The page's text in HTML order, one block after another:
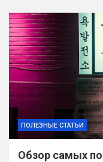
ПОЛЕЗНЫЕ СТАТЬИ
Обзор самых